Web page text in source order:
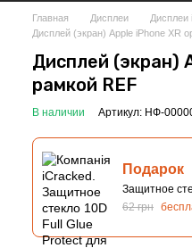
Главная Дисплеи Дисплеи
Дисплей (экран) Apple iPhone XR
Дисплей (экран)
рамкой REF
В наличии Артикул: НФ-
Подарок
Защитное
62 грн